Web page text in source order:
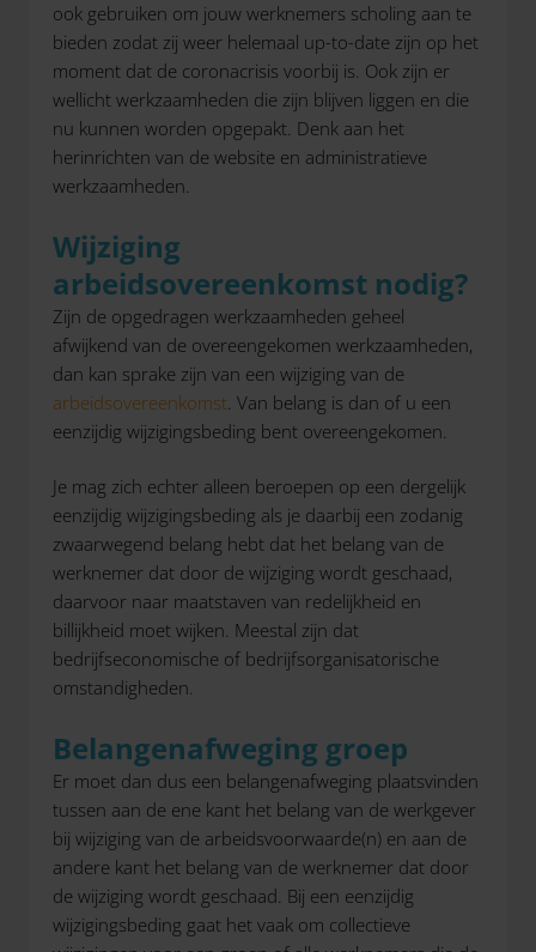
ook gebruiken om jouw werknemers scholing aan te
bieden zodat zij weer helemaal up-to-date zijn op het
moment dat de coronacrisis voorbij is. Ook zijn er
wellicht werkzaamheden die zijn blijven liggen en die
nu kunnen worden opgepakt. Denk aan het
herinrichten van de website en administratieve
werkzaamheden.
Wijziging
arbeidsovereenkomst nodig?
Zijn de opgedragen werkzaamheden geheel
afwijkend van de overeengekomen werkzaamheden,
dan kan sprake zijn van een wijziging van de
arbeidsovereenkomst . Van belang is dan of u een
eenzijdig wijzigingsbeding bent overeengekomen.
Je mag zich echter alleen beroepen op een dergelijk
eenzijdig wijzigingsbeding als je daarbij een zodanig
zwaarwegend belang hebt dat het belang van de
werknemer dat door de wijziging wordt geschaad,
daarvoor naar maatstaven van redelijkheid en
billijkheid moet wijken. Meestal zijn dat
bedrijfseconomische of bedrijfsorganisatorische
omstandigheden.
Belangenafweging groep
Er moet dan dus een belangenafweging plaatsvinden
tussen aan de ene kant het belang van de werkgever
bij wijziging van de arbeidsvoorwaarde(n) en aan de
andere kant het belang van de werknemer dat door
de wijziging wordt geschaad. Bij een eenzijdig
wijzigingsbeding gaat het vaak om collectieve